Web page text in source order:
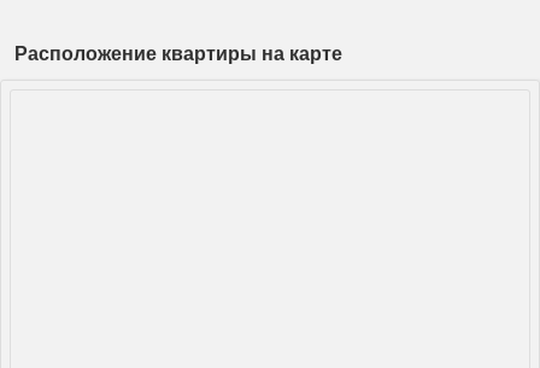
Расположение квартиры на карте